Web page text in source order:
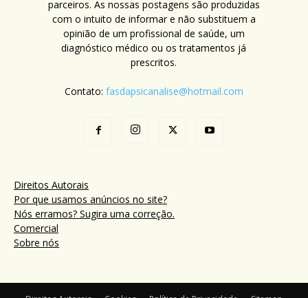
parceiros. As nossas postagens são produzidas
com o intuito de informar e não substituem a
opinião de um profissional de saúde, um
diagnóstico médico ou os tratamentos já
prescritos.
Contato: fasdapsicanalise@hotmail.com
Direitos Autorais
Por que usamos anúncios no site?
Nós erramos? Sugira uma correção.
Comercial
Sobre nós